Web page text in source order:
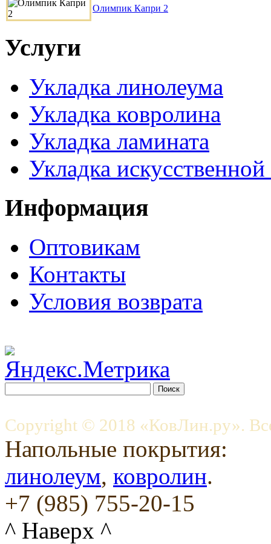
Олимпик Капри 2
Услуги
Укладка линолеума
Укладка ковролина
Укладка ламината
Укладка
Информация
Оптовикам
Контакты
Условия возврата
Copyright © 2018 «КовЛин.ру».
Напольные покрытия:
линолеум, ковролин.
+7 (985) 755-20-15
^ Наверх ^